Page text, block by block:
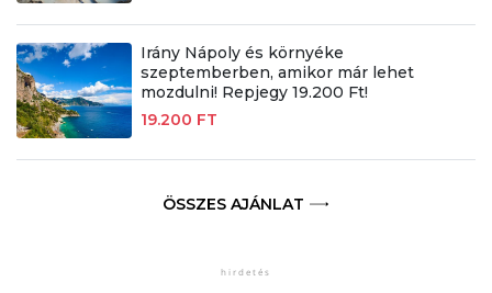
Irány Nápoly és környéke
szeptemberben, amikor már lehet
mozdulni! Repjegy 19.200 Ft!
19.200 FT
ÖSSZES AJÁNLAT